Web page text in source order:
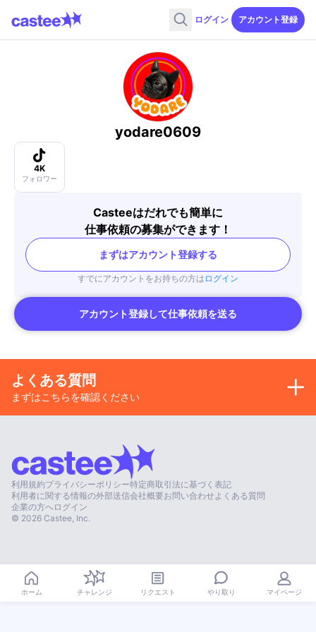
ログイン アカウント登録
yodare0609
4K
フォロワー
Casteeはだれでも簡単に
仕事依頼の募集ができます！
まずはアカウント登録する
すでにアカウントをお持ちの方は ログイン
アカウント登録して仕事依頼を送る
よくある質問
まずはこちらを確認ください
利用規約プライバシーポリシー特定商取引法に基づく表記
利用者に関する情報の外部送信会社概要お問い合わせ よくある質問
企業の方へログイン
© 2026 Castee, Inc.
ホーム チャレンジ リクエスト やり取り マイページ